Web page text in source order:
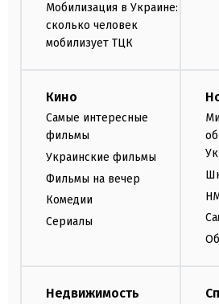
Мобилизация в Украине:
сколько человек
мобилизует ТЦК
Кино
Самые интересные
фильмы
Украинские фильмы
Фильмы на вечер
Комедии
Сериалы
Недвижимость